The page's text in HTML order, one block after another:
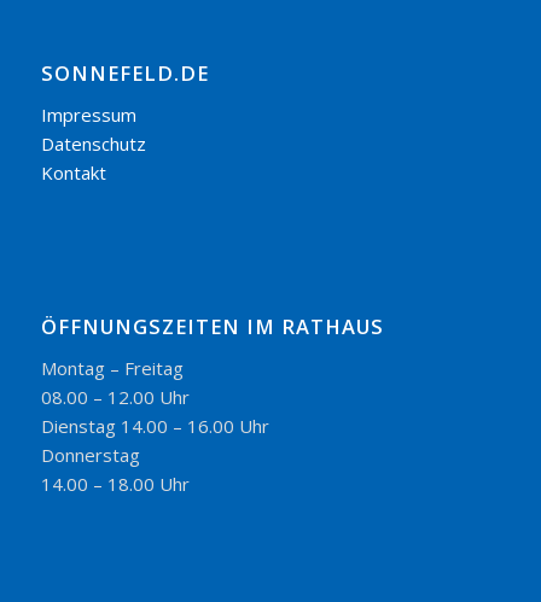
SONNEFELD.DE
Impressum
Datenschutz
Kontakt
ÖFFNUNGSZEITEN IM RATHAUS
Montag – Freitag
08.00 – 12.00 Uhr
Dienstag 14.00 – 16.00 Uhr
Donnerstag
14.00 – 18.00 Uhr